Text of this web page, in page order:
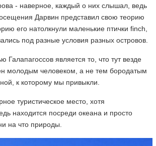
- наверное, каждый о них слышал, ведь
Дарвин представил свою теорию
его натолкнули маленькие птички finch,
под разные условия разных островов.
Галапагоссов является то, что тут везде
молодым человеком, а не тем бородатым
к которому мы привыкли.
туристическое место, хотя
находится посреди океана и просто
на что природы.